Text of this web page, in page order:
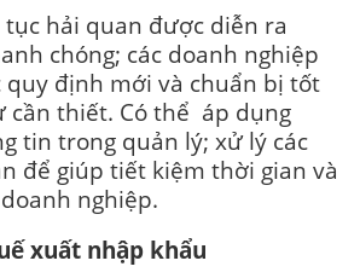
hải quan được diễn ra
chóng; các doanh nghiệp
quy định mới và chuẩn bị tốt
cần thiết. Có thể áp dụng
tin trong quản lý; xử lý các
để giúp tiết kiệm thời gian và
nghiệp.
xuất nhập khẩu